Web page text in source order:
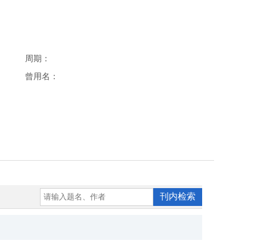
周期：
曾用名：